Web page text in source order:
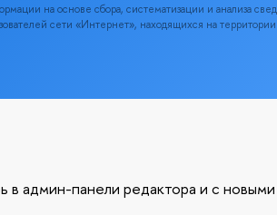
на основе сбора, систематизации и анализа
сети «Интернет», находящихся на
админ-панели редактора и с новыми